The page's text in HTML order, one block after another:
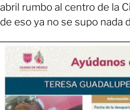
abril rumbo al centro de la
de eso ya no se supo nada